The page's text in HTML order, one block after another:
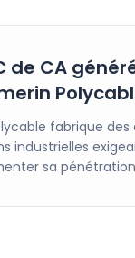
de CA
fabrique
industrielles
sa